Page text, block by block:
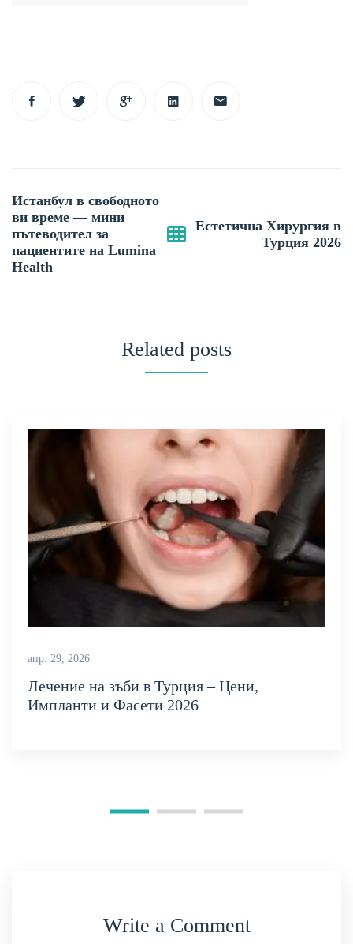
navigation
Истанбул в свободното
ви време — мини
пътеводител за
пациентите на Lumina
Health
Естетична Хирургия в
Турция 2026
Related posts
апр. 29, 2026
Лечение на зъби в Турция – Цени,
Импланти и Фасети 2026
Write a Comment